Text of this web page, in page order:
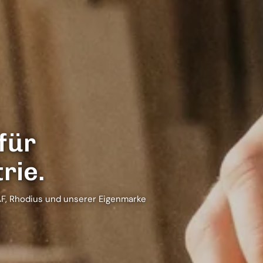
Rhodius und unserer Eigenmarke